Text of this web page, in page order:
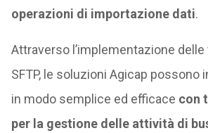
operazioni di importazione dati.
Attraverso l’implementazione delle
SFTP, le soluzioni Agicap possono
in modo semplice ed efficace con
per la gestione delle attività di